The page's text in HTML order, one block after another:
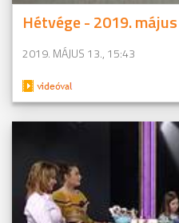
Hétvége - 2019.
2019. MÁJUS 13., 15:43